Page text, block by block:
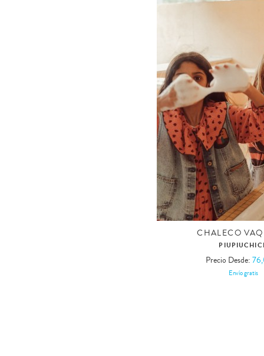
CHALECO
Precio Desde:
Envío gratis